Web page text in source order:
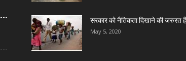
सरकार को नैतिकता दिखाने की जरुरत हैं
May 5, 2020